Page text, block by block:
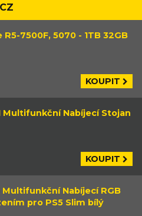
7500F, 5070 - 1TB 32GB
KOUPIT
Multifunkční Nabíjecí Stojan
KOUPIT
Multifunkční Nabíjecí RGB
pro PS5 Slim bílý